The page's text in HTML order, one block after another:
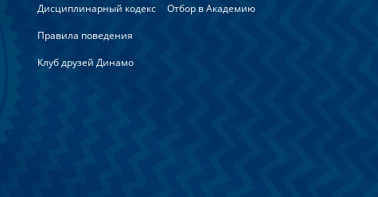
Дисциплинарный кодекс
Правила поведения
Клуб друзей Динамо
Отбор в Академию